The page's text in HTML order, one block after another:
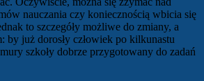
nauczania czy koniecznością wbicia się
to szczegóły możliwe do zmiany, a
by już dorosły człowiek po kilkunastu
szkoły dobrze przygotowany do zadań